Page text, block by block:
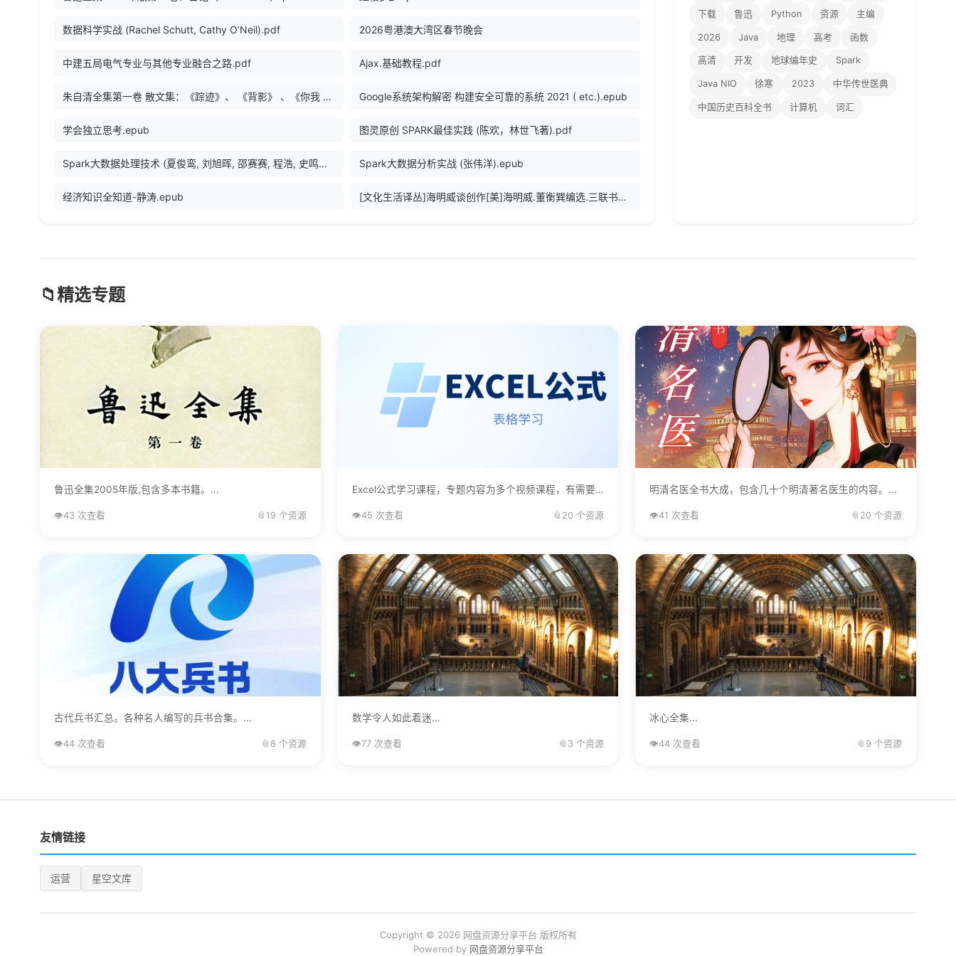
数据科学实战 (Rachel Schutt, Cathy O’Neil).pdf 2026粤港澳大湾区春节晚会
中建五局电气专业与其他专业融合之路.pdf Ajax.基础教程.pdf
朱自清全集第一卷 散文集：《踪迹》、 《背影》 、《你我 》、《欧游杂记》、《伦敦杂记》.pdf Google系统架构解密 构建安全可靠的系统 2021 ( etc.).epub
学会独立思考.epub 图灵原创 SPARK最佳实践 (陈欢，林世飞著).pdf
Spark大数据处理技术 (夏俊鸾, 刘旭晖, 邵赛赛, 程浩, 史鸣飞, 黄洁, ePUBw.COM).azw3 Spark大数据分析实战 (张伟洋).epub
经济知识全知道-静涛.epub [文化生活译丛]海明威谈创作[美]海明威.董衡巽编选.三联书店(1985).pdf
下载 鲁迅 Python 资源 主编
2026 Java 地理 高考 函数
高清 开发 地球编年史 Spark
Java NIO 徐寒 2023 中华传世医典
中国历史百科全书 计算机 词汇
📁精选专题
鲁迅全集2005年版,包含多本书籍。...
👁️43 次查看 📎 19 个资源
Excel公式学习课程，专题内容为多个视频课程，有需要的自己下载学习。...
👁️45 次查看 📎 20 个资源
明清名医全书大成，包含几十个明清著名医生的内容。...
👁️41 次查看 📎 20 个资源
古代兵书汇总。各种名人编写的兵书合集。...
👁️44 次查看 📎 8 个资源
数学令人如此着迷...
👁️77 次查看 📎 3 个资源
冰心全集...
👁️44 次查看 📎 9 个资源
友情链接
运营 星空文库
Copyright © 2026 网盘资源分享平台 版权所有
Powered by 网盘资源分享平台